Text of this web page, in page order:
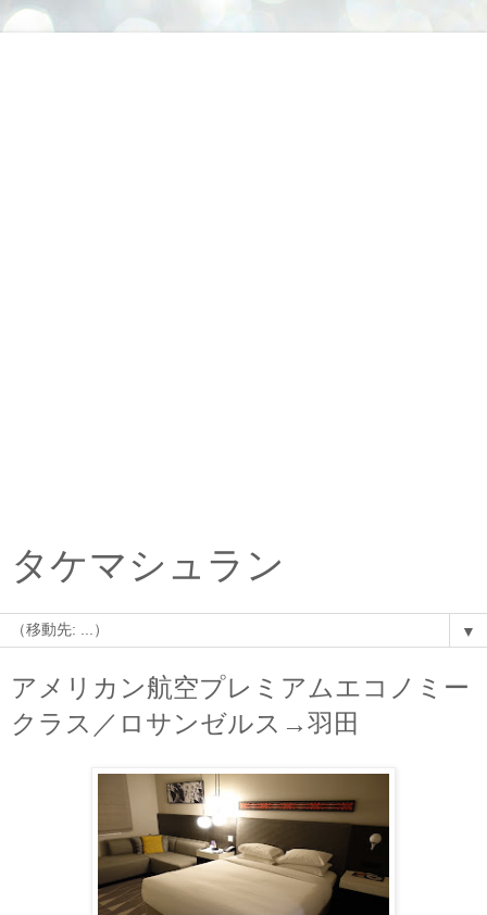
タケマシュラン
▼
アメリカン航空プレミアムエコノミー
クラス／ロサンゼルス→羽田